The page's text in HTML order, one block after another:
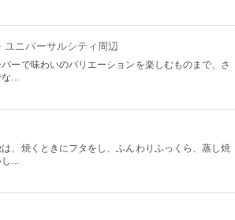
ニバーサルシティ周辺
ーで味わいのバリエーションを楽しむものまで、さ
...
、焼くときにフタをし、ふんわりふっくら、蒸し焼
...